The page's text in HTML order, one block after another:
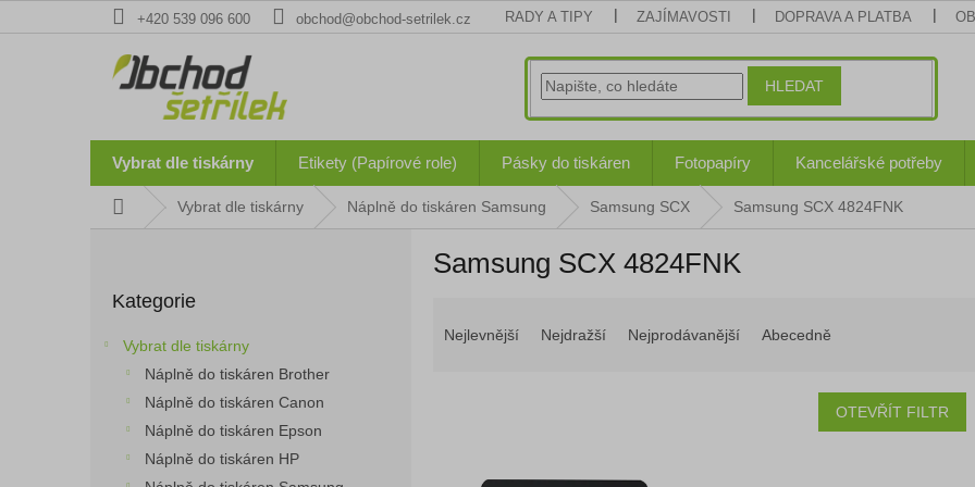
na
+420 539 096 600 obchod@obchod-setrilek.cz RADY A TIPY ZAJÍMAVOSTI DOPRAVA A PLATBA
HLEDAT
Vybrat dle tiskárny Etikety (Papírové role) Pásky do tiskáren Fotopapíry Kancelářské potřeby
Domů Vybrat dle tiskárny Náplně do tiskáren Samsung Samsung SCX Samsung SCX 4824FNK
kategorie
Kategorie
Vybrat dle tiskárny
Náplně do tiskáren Brother
Náplně do tiskáren Canon
Náplně do tiskáren Epson
Náplně do tiskáren HP
Samsung SCX 4824FNK
Nejlevnější Nejdražší Nejprodávanější Abecedně
OTEVŘÍT FILTR